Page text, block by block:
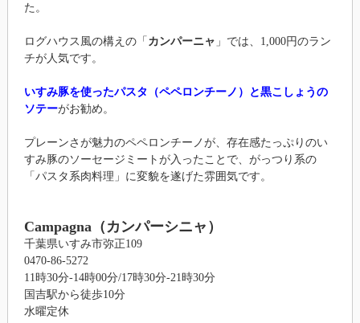
た。
ログハウス風の構えの「 カンパーニャ 」では、1,000円のラン
チが人気です。
いすみ豚を使ったパスタ（ペペロンチーノ）と黒こしょうの
ソテーがお勧め。
プレーンさが魅力のペペロンチーノが、存在感たっぷりのい
すみ豚のソーセージミートが入ったことで、がっつり系の
「パスタ系肉料理」に変貌を遂げた雰囲気です。
Campagna（カンパーシニャ）
千葉県いすみ市弥正109
0470-86-5272
11時30分-14時00分/17時30分-21時30分
国吉駅から徒歩10分
水曜定休